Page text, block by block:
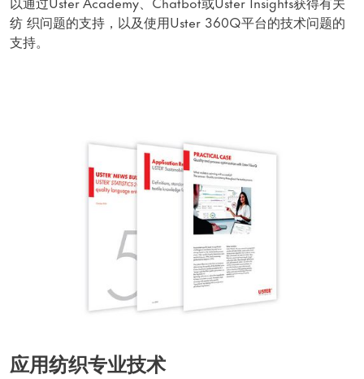
纺 织问题的支持，以及使用Uster 360Q平台的技术问题的
支持。
应用纺织专业技术